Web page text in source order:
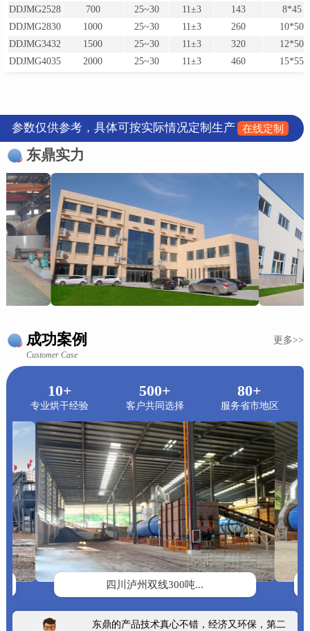
DDJMG2528 700 25~30 11±3 143
8*45
DDJMG2830
1000 25~30 11±3 260
10*50
DDJMG3432
1500 25~30 11±3 320
12*50
DDJMG4035
2000 25~30 11±3 460 15*55
参数仅供参考，具体可按实际情况定制生产 在线定制
东鼎实力
成功案例 更多>>
Customer Case
10+
专业烘干经验
500+
客户共同选择
80+
服务省市地区
四川泸州双线300吨...
东鼎的产品技术真心不错，经济又环保，第二